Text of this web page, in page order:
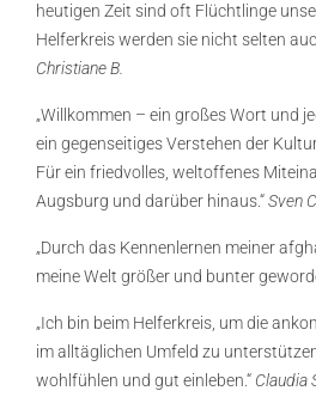
heutigen Zeit sind oft Flüchtlinge
Helferkreis werden sie nicht selten
Christiane B.
„Willkommen – ein großes Wort und
ein gegenseitiges Verstehen der
Für ein friedvolles, weltoffenes
Augsburg und darüber hinaus.“Sven
„Durch das Kennenlernen meiner
meine Welt größer und bunter
„Ich bin beim Helferkreis, um die
im alltäglichen Umfeld zu
wohlfühlen und gut einleben.“ Claudia